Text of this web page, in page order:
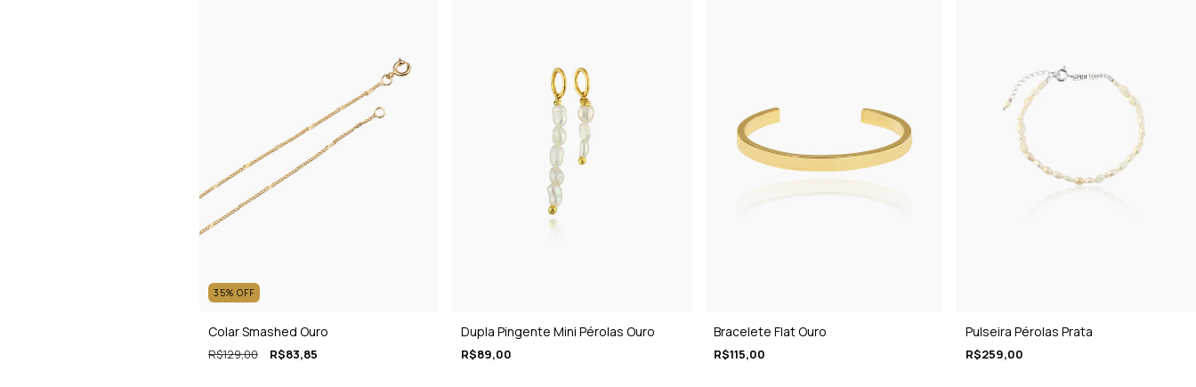
35% OFF
Colar Smashed Ouro
R$129,00 R$83,85
Dupla Pingente Mini Pérolas Ouro
R$89,00
Bracelete Flat Ouro
R$115,00
Pulseira Pérolas Prata
R$259,00